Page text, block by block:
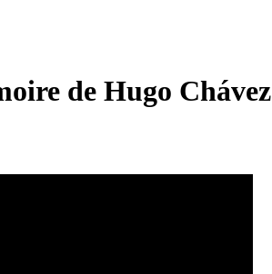
de Hugo Chávez